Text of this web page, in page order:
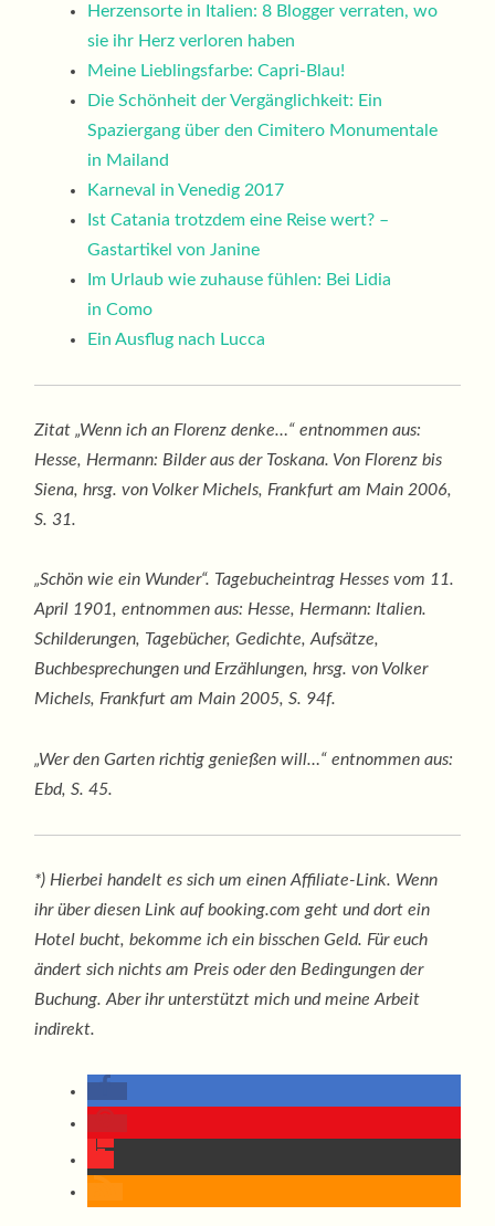
Herzensorte in Italien: 8 Blogger verraten, wo
sie ihr Herz verloren haben
Meine Lieblingsfarbe: Capri-Blau!
Die Schönheit der Vergänglichkeit: Ein
Spaziergang über den Cimitero Monumentale
in Mailand
Karneval in Venedig 2017
Ist Catania trotzdem eine Reise wert? –
Gastartikel von Janine
Im Urlaub wie zuhause fühlen: Bei Lidia
in Como
Ein Ausflug nach Lucca
Zitat „Wenn ich an Florenz denke…“ entnommen aus:
Hesse, Hermann: Bilder aus der Toskana. Von Florenz bis
Siena, hrsg. von Volker Michels, Frankfurt am Main 2006,
S. 31.
„Schön wie ein Wunder“. Tagebucheintrag Hesses vom 11.
April 1901, entnommen aus: Hesse, Hermann: Italien.
Schilderungen, Tagebücher, Gedichte, Aufsätze,
Buchbesprechungen und Erzählungen, hrsg. von Volker
Michels, Frankfurt am Main 2005, S. 94f.
„Wer den Garten richtig genießen will…“ entnommen aus:
Ebd, S. 45.
*) Hierbei handelt es sich um einen Affiliate-Link. Wenn
ihr über diesen Link auf booking.com geht und dort ein
Hotel bucht, bekomme ich ein bisschen Geld. Für euch
ändert sich nichts am Preis oder den Bedingungen der
Buchung. Aber ihr unterstützt mich und meine Arbeit
indirekt.